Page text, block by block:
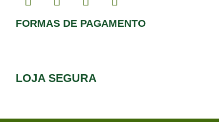
FORMAS DE PAGAMENTO
LOJA SEGURA